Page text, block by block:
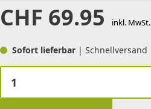
CHF 69.95 inkl. MwSt.
Sofort lieferbar | Schnellversand